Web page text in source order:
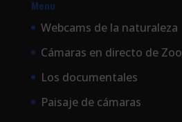
Menu
Webcams de la naturaleza
Cámaras en directo de Zoo
Los documentales
Paisaje de cámaras